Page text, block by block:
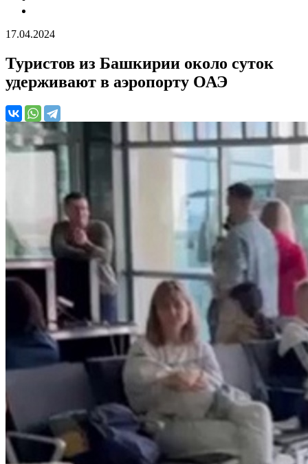
17.04.2024
Туристов из Башкирии около суток
удерживают в аэропорту ОАЭ